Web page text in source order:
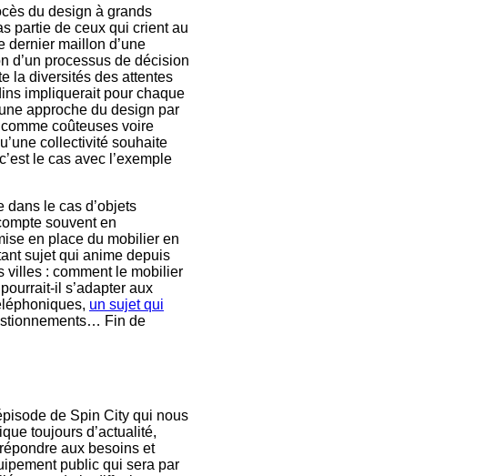
du design à grands
partie de ceux qui crient au
dernier maillon d’une
d’un processus de décision
la diversités des attentes
impliquerait pour chaque
approche du design par
coûteuses voire
collectivité souhaite
le cas avec l’exemple
dans le cas d’objets
souvent en
en place du mobilier en
sujet qui anime depuis
villes : comment le mobilier
il s’adapter aux
un sujet qui
Fin de
de Spin City qui nous
toujours d’actualité,
aux besoins et
public qui sera par